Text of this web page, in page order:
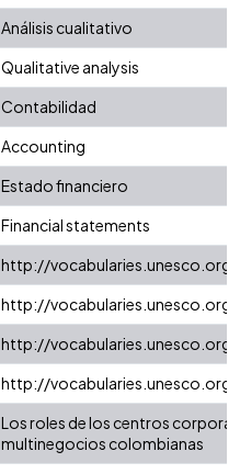
Análisis cualitativo
Qualitative analysis
Contabilidad
Accounting
Estado financiero
Financial statements
http://
http://
http://
http://
Los roles de los centros
multinegocios colombianas